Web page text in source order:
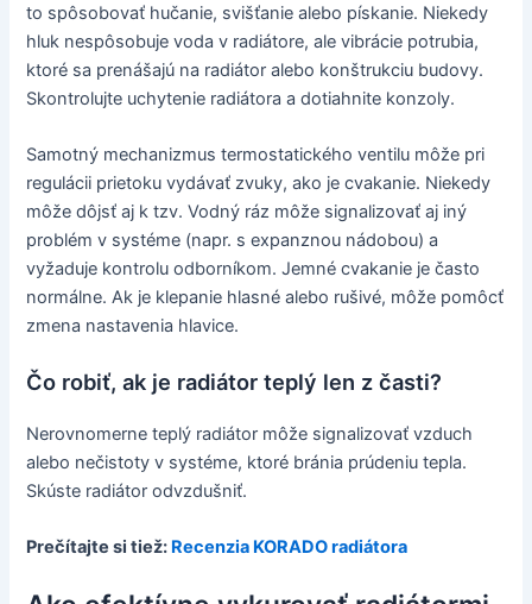
to spôsobovať hučanie, svišťanie alebo pískanie. Niekedy
hluk nespôsobuje voda v radiátore, ale vibrácie potrubia,
ktoré sa prenášajú na radiátor alebo konštrukciu budovy.
Skontrolujte uchytenie radiátora a dotiahnite konzoly.
Samotný mechanizmus termostatického ventilu môže pri
regulácii prietoku vydávať zvuky, ako je cvakanie. Niekedy
môže dôjsť aj k tzv. Vodný ráz môže signalizovať aj iný
problém v systéme (napr. s expanznou nádobou) a
vyžaduje kontrolu odborníkom. Jemné cvakanie je často
normálne. Ak je klepanie hlasné alebo rušivé, môže pomôcť
zmena nastavenia hlavice.
Čo robiť, ak je radiátor teplý len z časti?
Nerovnomerne teplý radiátor môže signalizovať vzduch
alebo nečistoty v systéme, ktoré bránia prúdeniu tepla.
Skúste radiátor odvzdušniť.
Prečítajte si tiež: Recenzia KORADO radiátora